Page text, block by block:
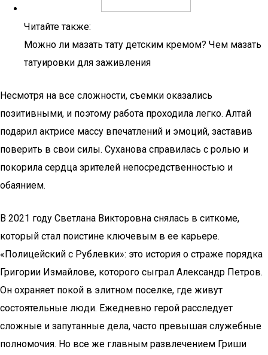
Читайте также:
Можно ли мазать тату детским кремом? Чем мазать
татуировки для заживления
Несмотря на все сложности, съемки оказались
позитивными, и поэтому работа проходила легко. Алтай
подарил актрисе массу впечатлений и эмоций, заставив
поверить в свои силы. Суханова справилась с ролью и
покорила сердца зрителей непосредственностью и
обаянием.
В 2021 году Светлана Викторовна снялась в ситкоме,
который стал поистине ключевым в ее карьере.
«Полицейский с Рублевки»: это история о страже порядка
Григории Измайлове, которого сыграл Александр Петров.
Он охраняет покой в элитном поселке, где живут
состоятельные люди. Ежедневно герой расследует
сложные и запутанные дела, часто превышая служебные
полномочия. Но все же главным развлечением Гриши